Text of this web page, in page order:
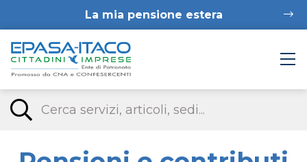
La mia pensione estera